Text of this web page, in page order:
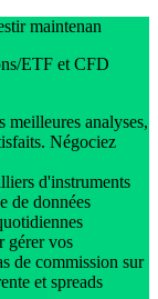
maintenan
ETF et CFD
meilleures analyses,
Négociez
d'instruments
de données
gérer vos
de commission sur
et spreads